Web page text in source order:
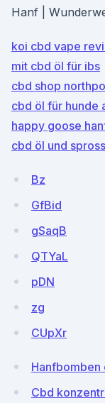
Hanf |
koi cbd vape
mit cbd öl für ibs
cbd shop
cbd öl für hunde
happy goose
cbd öl und
Bz
GfBid
gSaqB
QTYaL
pDN
zg
CUpXr
Cbd